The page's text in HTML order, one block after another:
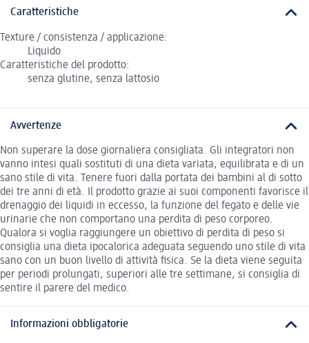
Caratteristiche
Texture / consistenza / applicazione:
Liquido
Caratteristiche del prodotto:
senza glutine, senza lattosio
Avvertenze
Non superare la dose giornaliera consigliata. Gli integratori non
vanno intesi quali sostituti di una dieta variata, equilibrata e di un
sano stile di vita. Tenere fuori dalla portata dei bambini al di sotto
dei tre anni di età. Il prodotto grazie ai suoi componenti favorisce il
drenaggio dei liquidi in eccesso, la funzione del fegato e delle vie
urinarie che non comportano una perdita di peso corporeo.
Qualora si voglia raggiungere un obiettivo di perdita di peso si
consiglia una dieta ipocalorica adeguata seguendo uno stile di vita
sano con un buon livello di attività fisica. Se la dieta viene seguita
per periodi prolungati, superiori alle tre settimane, si consiglia di
sentire il parere del medico.
Informazioni obbligatorie